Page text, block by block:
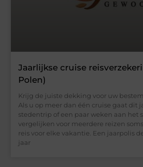
Jaarlijkse cruise
Polen)
Krijg de juiste dekking voor uw
Als u op meer dan één cruise gaat dit
stedentrip of een paar weken aan het
vergelijken voor meerdere reizen
reis voor elke vakantie. Een jaarpolis
jaar